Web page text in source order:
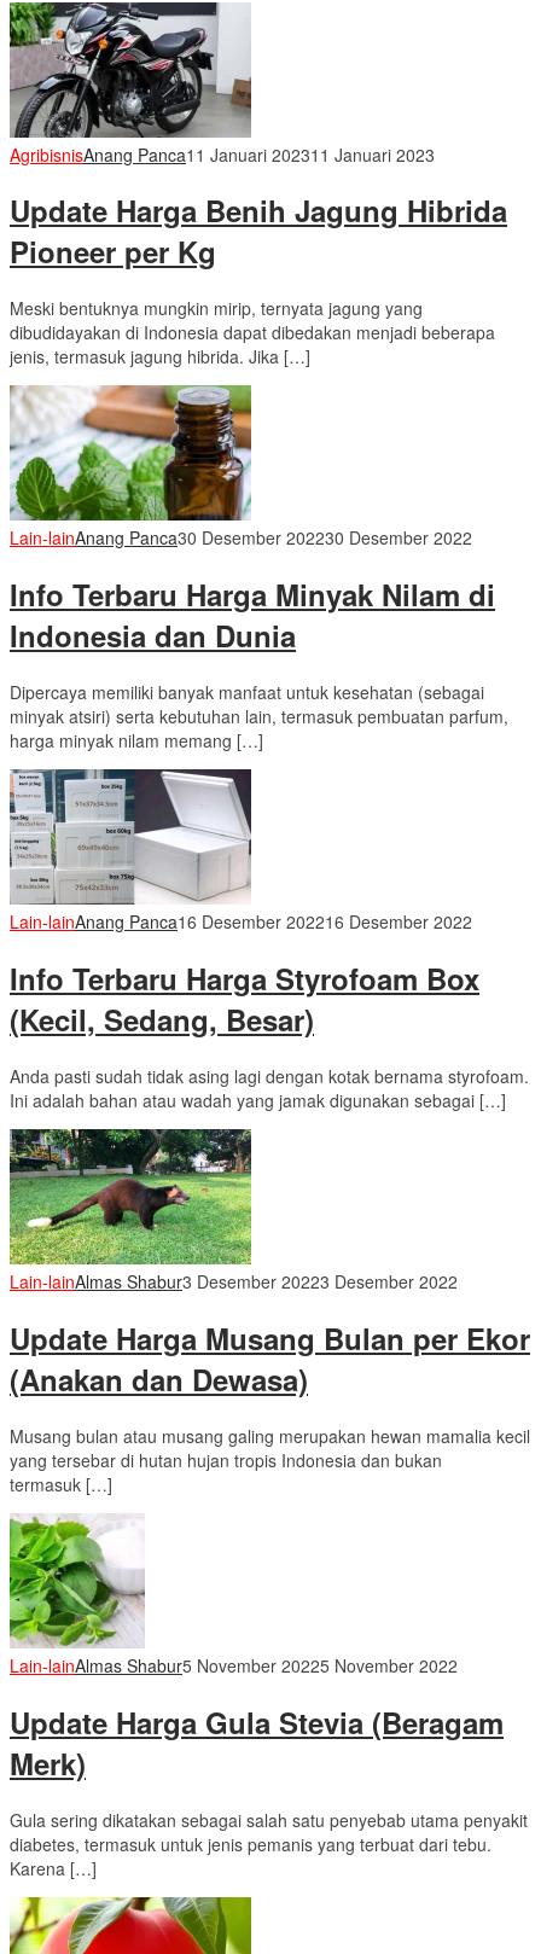
AgribisnisAnang Panca11 Januari 202311 Januari 2023
Update Harga Benih Jagung Hibrida
Pioneer per Kg
Meski bentuknya mungkin mirip, ternyata jagung yang
dibudidayakan di Indonesia dapat dibedakan menjadi beberapa
jenis, termasuk jagung hibrida. Jika […]
Lain-lainAnang Panca30 Desember 202230 Desember 2022
Info Terbaru Harga Minyak Nilam di
Indonesia dan Dunia
Dipercaya memiliki banyak manfaat untuk kesehatan (sebagai
minyak atsiri) serta kebutuhan lain, termasuk pembuatan parfum,
harga minyak nilam memang […]
Lain-lainAnang Panca16 Desember 202216 Desember 2022
Info Terbaru Harga Styrofoam Box
(Kecil, Sedang, Besar)
Anda pasti sudah tidak asing lagi dengan kotak bernama styrofoam.
Ini adalah bahan atau wadah yang jamak digunakan sebagai […]
Lain-lainAlmas Shabur3 Desember 20223 Desember 2022
Update Harga Musang Bulan per Ekor
(Anakan dan Dewasa)
Musang bulan atau musang galing merupakan hewan mamalia kecil
yang tersebar di hutan hujan tropis Indonesia dan bukan
termasuk […]
Lain-lainAlmas Shabur5 November 20225 November 2022
Update Harga Gula Stevia (Beragam
Merk)
Gula sering dikatakan sebagai salah satu penyebab utama penyakit
diabetes, termasuk untuk jenis pemanis yang terbuat dari tebu.
Karena […]